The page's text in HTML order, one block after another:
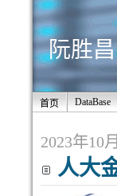
阮胜
首页 DataBase
2023年10
人大